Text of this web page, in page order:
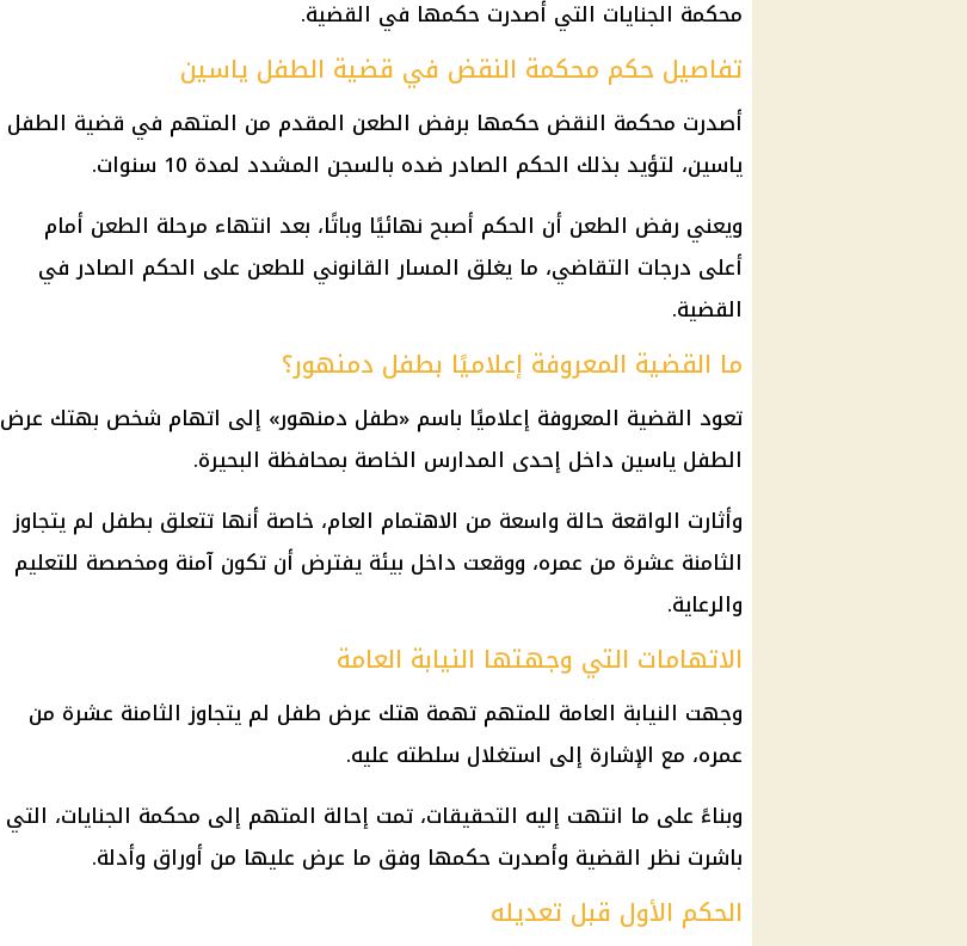
محكمة الجنايات التي أصدرت حكمها في القضية.
تفاصيل حكم محكمة النقض في قضية الطفل ياسين
أصدرت محكمة النقض حكمها برفض الطعن المقدم من المتهم في قضية الطفل
ياسين، لتؤيد بذلك الحكم الصادر ضده بالسجن المشدد لمدة 10 سنوات.
ويعني رفض الطعن أن الحكم أصبح نهائيًا وباتًا، بعد انتهاء مرحلة الطعن أمام
أعلى درجات التقاضي، ما يغلق المسار القانوني للطعن على الحكم الصادر في
القضية.
ما القضية المعروفة إعلاميًا بطفل دمنهور؟
تعود القضية المعروفة إعلاميًا باسم «طفل دمنهور» إلى اتهام شخص بهتك عرض
الطفل ياسين داخل إحدى المدارس الخاصة بمحافظة البحيرة.
وأثارت الواقعة حالة واسعة من الاهتمام العام، خاصة أنها تتعلق بطفل لم يتجاوز
الثامنة عشرة من عمره، ووقعت داخل بيئة يفترض أن تكون آمنة ومخصصة للتعليم
والرعاية.
الاتهامات التي وجهتها النيابة العامة
وجهت النيابة العامة للمتهم تهمة هتك عرض طفل لم يتجاوز الثامنة عشرة من
عمره، مع الإشارة إلى استغلال سلطته عليه.
وبناءً على ما انتهت إليه التحقيقات، تمت إحالة المتهم إلى محكمة الجنايات، التي
باشرت نظر القضية وأصدرت حكمها وفق ما عرض عليها من أوراق وأدلة.
الحكم الأول قبل تعديله